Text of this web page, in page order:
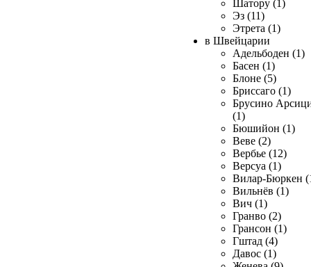
Шатору (1)
Эз (11)
Этрета (1)
в Швейцарии
Адельбоден (1)
Басен (1)
Блоне (5)
Бриссаго (1)
Брусино
(1)
Бюшийон (1)
Веве (2)
Вербье (12)
Версуа (1)
Вилар-Бюркен
Вильнёв (1)
Вич (1)
Гранво (2)
Грансон (1)
Гштад (4)
Давос (1)